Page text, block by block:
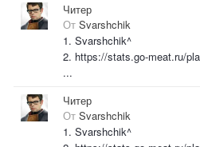
Читер
От Svarshchik
1. Svarshchik^
2. https://stats.go-meat.ru/
...
Читер
От Svarshchik
1. Svarshchik^